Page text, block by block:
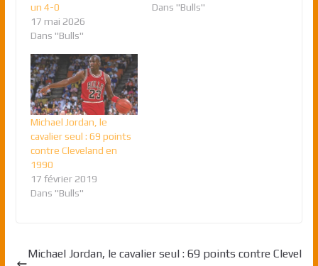
un 4-0
17 mai 2026
Dans "Bulls"
Dans "Bulls"
Michael Jordan, le
cavalier seul : 69 points
contre Cleveland en
1990
17 février 2019
Dans "Bulls"
Michael Jordan, le cavalier seul : 69 points contre Clevel